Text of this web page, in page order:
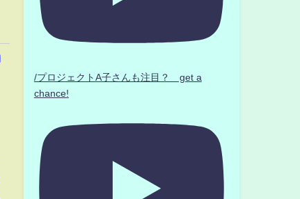
/プロジェクトA子さんも注目？ get a
chance!